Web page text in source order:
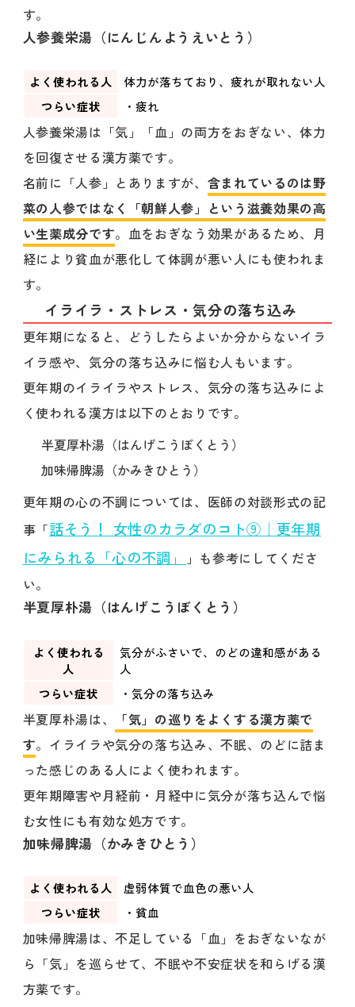
す。
人参養栄湯（にんじんようえいとう）
よく使われる人
体力が落ちており、疲れが取れない人
つらい症状
・疲れ
人参養栄湯は「気」「血」の両方をおぎない、体力
を回復させる漢方薬です。
名前に「人参」とありますが、 含まれているのは野
菜の人参ではなく「朝鮮人参」という滋養効果の高
い生薬成分です。血をおぎなう効果があるため、月
経により貧血が悪化して体調が悪い人にも使われま
す。
イライラ・ストレス・気分の落ち込み
更年期になると、どうしたらよいか分からないイラ
イラ感や、気分の落ち込みに悩む人もいます。
更年期のイライラやストレス、気分の落ち込みによ
く使われる漢方は以下のとおりです。
半夏厚朴湯（はんげこうぼくとう）
加味帰脾湯（かみきひとう）
更年期の心の不調については、医師の対談形式の記
事「話そう！ 女性のカラダのコト⑨｜更年期
にみられる「心の不調」
」も参考にしてくださ
い。
半夏厚朴湯（はんげこうぼくとう）
よく使われる
人
気分がふさいで、のどの違和感がある
人
つらい症状
・気分の落ち込み
半夏厚朴湯は、
「気」の巡りをよくする漢方薬で
す。イライラや気分の落ち込み、不眠、のどに詰ま
った感じのある人によく使われます。
更年期障害や月経前・月経中に気分が落ち込んで悩
む女性にも有効な処方です。
加味帰脾湯（かみきひとう）
よく使われる人
虚弱体質で血色の悪い人
つらい症状
・貧血
加味帰脾湯は、不足している「血」をおぎないなが
ら「気」を巡らせて、不眠や不安症状を和らげる漢
方薬です。